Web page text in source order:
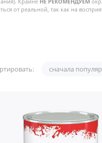
от реальной, так как на
сначала